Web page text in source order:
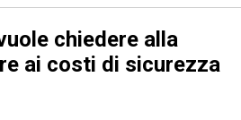
chiedere alla
ai costi di sicurezza